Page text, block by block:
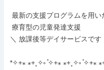
＼ 放課後等デイサービスです
*✧+⁎ ⁎+˳✧༚ ̊✧+⁎ ⁎+˳✧༚ ̊✧+⁎